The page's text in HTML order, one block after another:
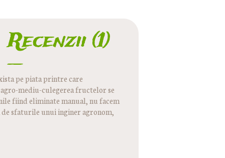
Recenzii (1)
pe piata printre care
mediu-culegerea fructelor se
fiind eliminate manual, nu facem
sfaturile unui inginer agronom,